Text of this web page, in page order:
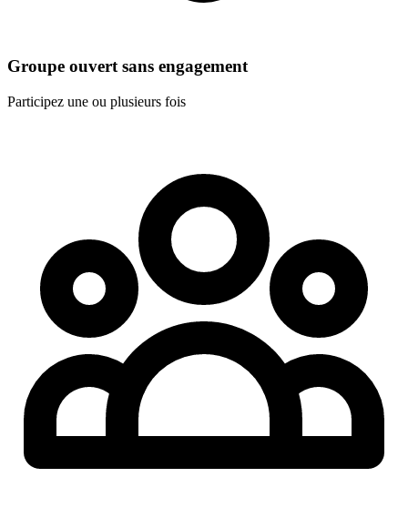
Groupe ouvert sans engagement
Participez une ou plusieurs fois